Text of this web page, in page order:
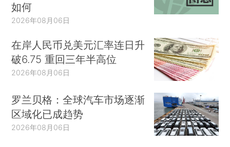
如何
2026年08月06日
在岸人民币兑美元汇率连日升
破6.75 重回三年半高位
2026年08月06日
罗兰贝格：全球汽车市场逐渐
区域化已成趋势
2026年08月06日